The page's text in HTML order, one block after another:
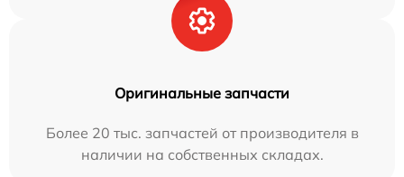
Оригинальные запчасти
Более 20 тыс. запчастей от производителя в
наличии на собственных складах.